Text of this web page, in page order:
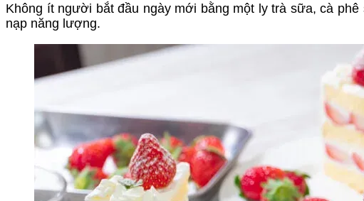
Không ít người bắt đầu ngày mới bằng một ly trà sữa, cà
nạp năng lượng.